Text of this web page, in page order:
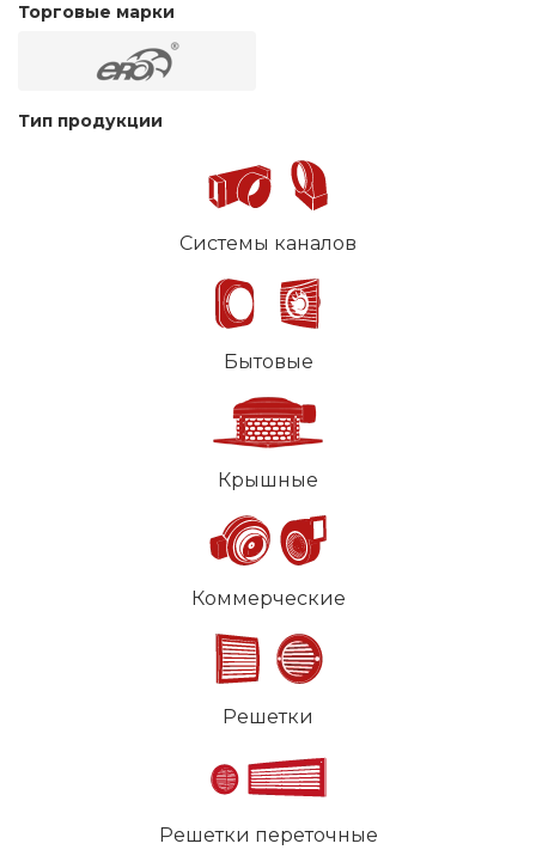
Торговые марки
Тип продукции
Системы каналов
Бытовые
Крышные
Коммерческие
Решетки
Решетки переточные